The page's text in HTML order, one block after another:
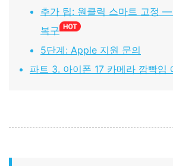
추가 팁: 원클릭 스마트 고정 —
복구
5단계: Apple 지원 문의
파트 3. 아이폰 17 카메라 깜빡임